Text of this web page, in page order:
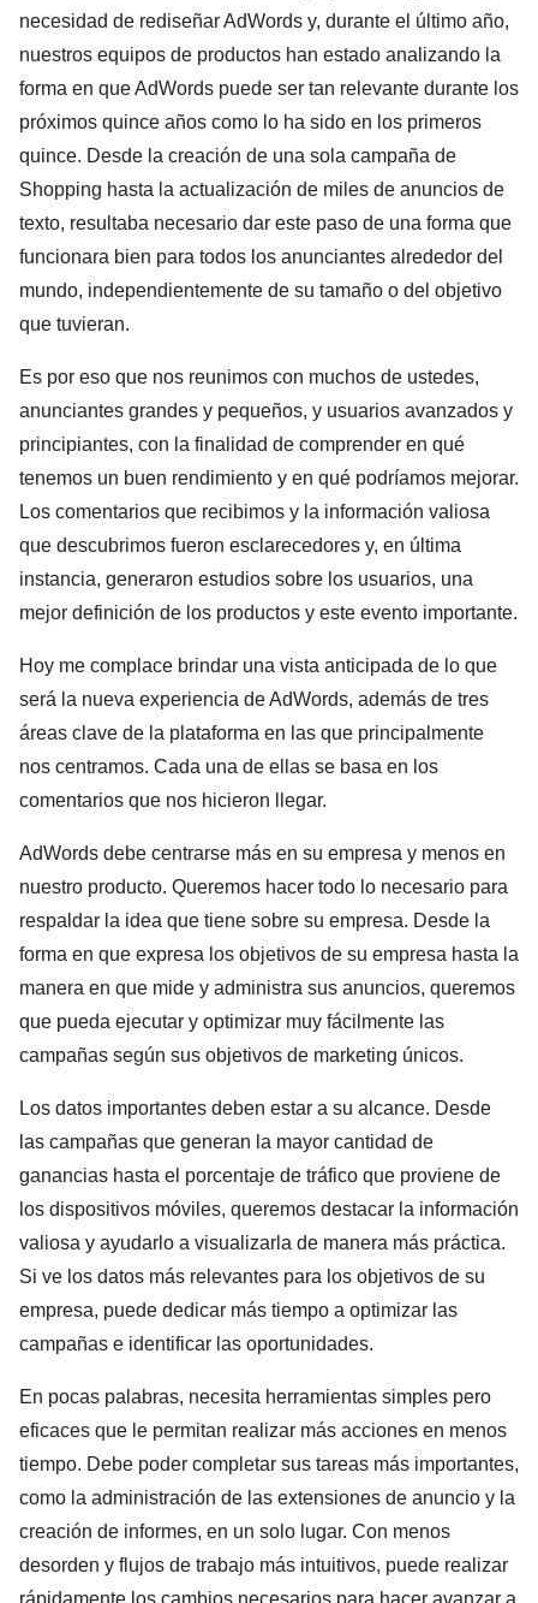
necesidad de rediseñar AdWords y, durante el último año,
nuestros equipos de productos han estado analizando la
forma en que AdWords puede ser tan relevante durante los
próximos quince años como lo ha sido en los primeros
quince. Desde la creación de una sola campaña de
Shopping hasta la actualización de miles de anuncios de
texto, resultaba necesario dar este paso de una forma que
funcionara bien para todos los anunciantes alrededor del
mundo, independientemente de su tamaño o del objetivo
que tuvieran.
Es por eso que nos reunimos con muchos de ustedes,
anunciantes grandes y pequeños, y usuarios avanzados y
principiantes, con la finalidad de comprender en qué
tenemos un buen rendimiento y en qué podríamos mejorar.
Los comentarios que recibimos y la información valiosa
que descubrimos fueron esclarecedores y, en última
instancia, generaron estudios sobre los usuarios, una
mejor definición de los productos y este evento importante.
Hoy me complace brindar una vista anticipada de lo que
será la nueva experiencia de AdWords, además de tres
áreas clave de la plataforma en las que principalmente
nos centramos. Cada una de ellas se basa en los
comentarios que nos hicieron llegar.
AdWords debe centrarse más en su empresa y menos en
nuestro producto. Queremos hacer todo lo necesario para
respaldar la idea que tiene sobre su empresa. Desde la
forma en que expresa los objetivos de su empresa hasta la
manera en que mide y administra sus anuncios, queremos
que pueda ejecutar y optimizar muy fácilmente las
campañas según sus objetivos de marketing únicos.
Los datos importantes deben estar a su alcance. Desde
las campañas que generan la mayor cantidad de
ganancias hasta el porcentaje de tráfico que proviene de
los dispositivos móviles, queremos destacar la información
valiosa y ayudarlo a visualizarla de manera más práctica.
Si ve los datos más relevantes para los objetivos de su
empresa, puede dedicar más tiempo a optimizar las
campañas e identificar las oportunidades.
En pocas palabras, necesita herramientas simples pero
eficaces que le permitan realizar más acciones en menos
tiempo. Debe poder completar sus tareas más importantes,
como la administración de las extensiones de anuncio y la
creación de informes, en un solo lugar. Con menos
desorden y flujos de trabajo más intuitivos, puede realizar
rápidamente los cambios necesarios para hacer avanzar a